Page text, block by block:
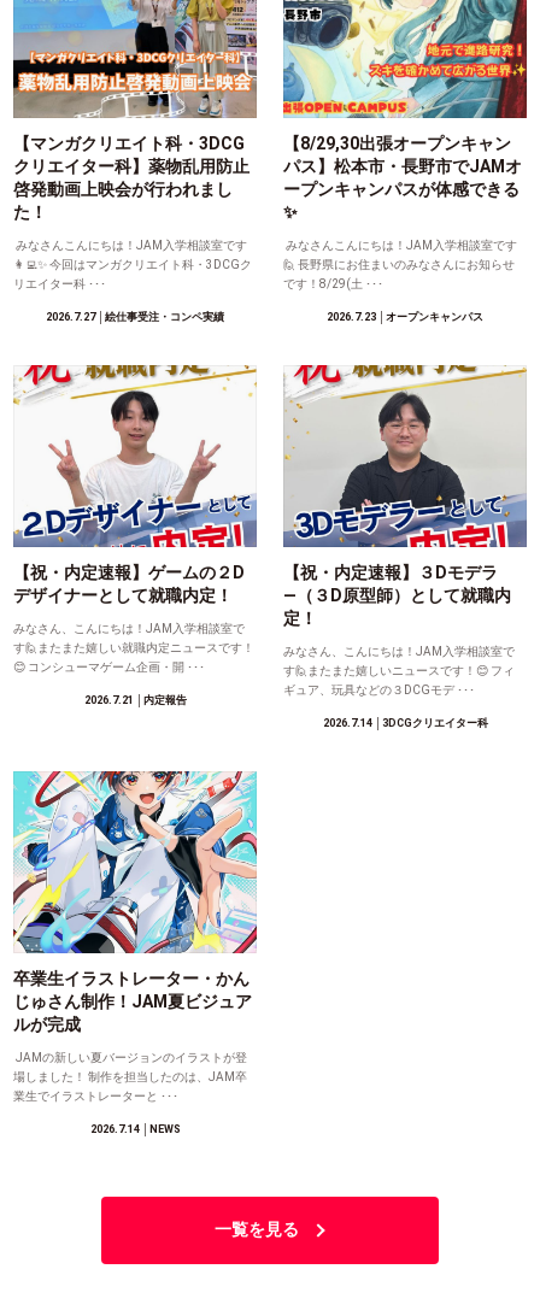
【マンガクリエイト科・3DCG
クリエイター科】薬物乱用防止
啓発動画上映会が行われまし
た！
みなさんこんにちは！JAM入学相談室です
👩‍💻✨ 今回はマンガクリエイト科・3DCGク
リエイター科 ･･･
2026.7.27│絵仕事受注・コンペ実績
【8/29,30出張オープンキャン
パス】松本市・長野市でJAMオ
ープンキャンパスが体感できる
✨
みなさんこんにちは！JAM入学相談室です
🙋 長野県にお住まいのみなさんにお知らせ
です！8/29(土 ･･･
2026.7.23 │オープンキャンパス
【祝・内定速報】ゲームの２D
デザイナーとして就職内定！
みなさん、こんにちは！JAM入学相談室で
す🙋またまた嬉しい就職内定ニュースです！
😊 コンシューマゲーム企画・開 ･･･
2026.7.21 │内定報告
【祝・内定速報】３Dモデラ
―（３D原型師）として就職内
定！
みなさん、こんにちは！JAM入学相談室で
す🙋またまた嬉しいニュースです！😊 フィ
ギュア、玩具などの３DCGモデ ･･･
2026.7.14│3DCGクリエイター科
卒業生イラストレーター・かん
じゅさん制作！JAM夏ビジュア
ルが完成
JAMの新しい夏バージョンのイラストが登
場しました！ 制作を担当したのは、JAM卒
業生でイラストレーターと ･･･
2026.7.14│NEWS
一覧を見る